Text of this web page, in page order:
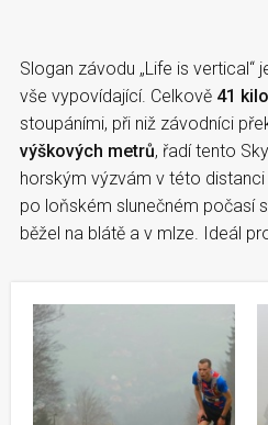
Slogan závodu „Life is vertical“
vše vypovídající. Celkově 41
stoupáními, při niž závodníci
výškových metrů, řadí tento
horským výzvám v této distanci
po loňském slunečném počasí
běžel na blátě a v mlze. Ideál